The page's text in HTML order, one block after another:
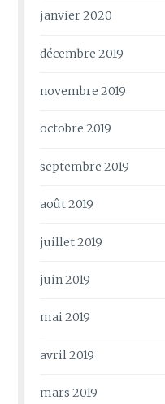
janvier 2020
décembre 2019
novembre 2019
octobre 2019
septembre 2019
août 2019
juillet 2019
juin 2019
mai 2019
avril 2019
mars 2019